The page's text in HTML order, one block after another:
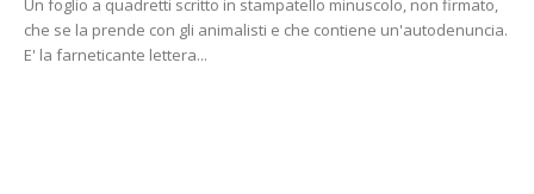
Un foglio a quadretti scritto in stampatello minuscolo, non firmato,
che se la prende con gli animalisti e che contiene un'autodenuncia.
E' la farneticante lettera...